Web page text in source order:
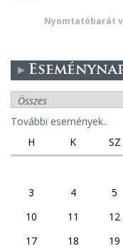
Nyomtatóbarát
További események..
H
K SZ
3
4 5
10
11 12
17
18 19